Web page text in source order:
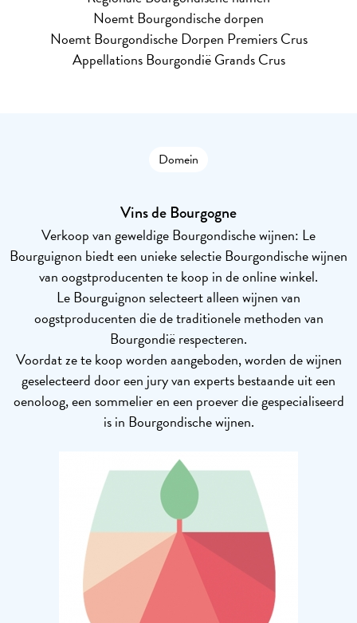
Noemt Bourgondische dorpen
Noemt Bourgondische Dorpen Premiers Crus
Appellations Bourgondië Grands Crus
Domein
Vins de Bourgogne
Verkoop van geweldige Bourgondische wijnen: Le
Bourguignon biedt een unieke selectie Bourgondische wijnen
van oogstproducenten te koop in de online winkel.
Le Bourguignon selecteert alleen wijnen van
oogstproducenten die de traditionele methoden van
Bourgondië respecteren.
Voordat ze te koop worden aangeboden, worden de wijnen
geselecteerd door een jury van experts bestaande uit een
oenoloog, een sommelier en een proever die gespecialiseerd
is in Bourgondische wijnen.